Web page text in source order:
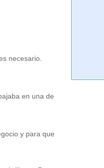
necesario.
en una de
y para que